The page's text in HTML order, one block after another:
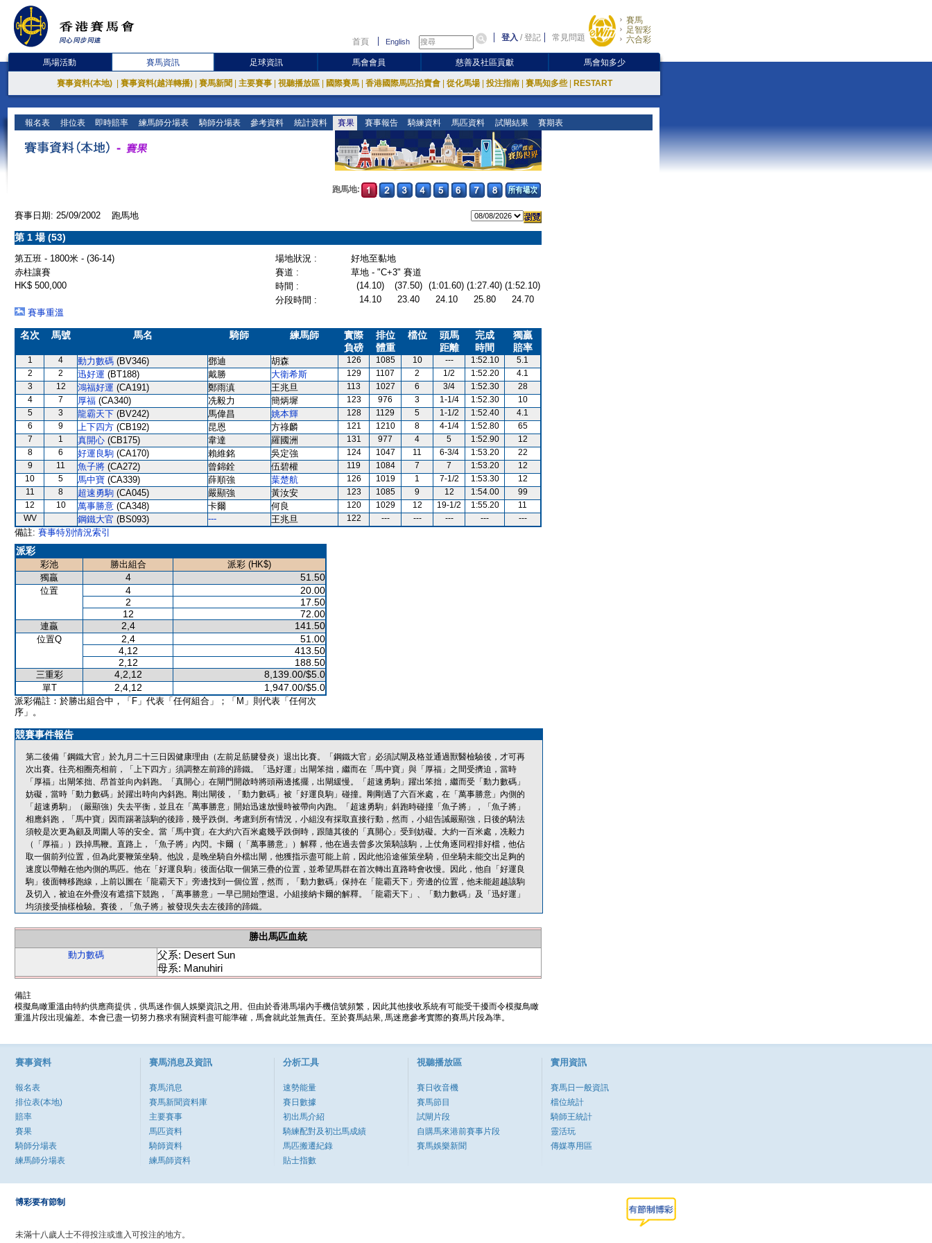
首頁 English 登入 /登記 常見問題
賽馬
足智彩
六合彩
馬場活動 賽馬資訊 足球資訊 馬會會員 慈善及社區貢獻 馬會知多少
賽事資料(本地) 賽事資料(越洋轉播) 賽馬新聞 主要賽事 視聽播放區 國際賽馬 香港國際馬匹拍賣會 從化馬場 投注指南 賽馬知多些 RESTART
報名表 排位表 即時賠率 練馬師分場表 騎師分場表 參考資料 統計資料 賽果 賽事報告 騎練資料 馬匹資料 試閘結果 賽期表
跑馬地:
賽事日期: 25/09/2002 跑馬地
第 1 場 (53)
第五班 - 1800米 - (36-14) 場地狀況 :
好地至黏地
赤柱讓賽
賽道 :
草地 - "C+3" 賽道
HK$ 500,000
時間 : (14.10) (37.50) (1:01.60) (1:27.40) (1:52.10)
分段時間 :
14.10 23.40 24.10 25.80
24.70
賽事重溫
名次 馬號 馬名 騎師 練馬師
實際
負磅
排位
體重
檔位
頭馬
距離
完成
時間
獨贏
賠率
1 4 動力數碼 (BV346) 鄧迪 胡森 126 1085 10 --- 1:52.10
5.1
2
2 迅好運 (BT188) 戴勝 大衛希斯 129 1107 2 1/2 1:52.20
4.1
3
12 鴻福好運 (CA191) 鄭雨滇 王兆旦 113 1027 6 3/4 1:52.30
28
4
7 厚福 (CA340) 冼毅力 簡炳墀 123 976 3 1-1/4 1:52.30
10
5
3 龍霸天下 (BV242) 馬偉昌 姚本輝 128 1129 5 1-1/2 1:52.40
4.1
6
9 上下四方 (CB192) 昆恩 方祿麟 121 1210 8 4-1/4 1:52.80
65
7
1 真開心 (CB175) 韋達 羅國洲 131 977 4 5 1:52.90
12
8
6 好運良駒 (CA170) 賴維銘 吳定強 124 1047 11 6-3/4 1:53.20
22
9
11 魚子將 (CA272) 曾錦銓 伍碧權 119 1084 7 7 1:53.20
12
10
5 馬中寶 (CA339) 薛順強 葉楚航 126 1019 1 7-1/2 1:53.30
12
11
8 超速勇駒 (CA045) 嚴顯強 黃汝安 123 1085 9 12 1:54.00
99
12
10 萬事勝意 (CA348) 卡爾 何良 120 1029 12 19-1/2 1:55.20
11
WV
鋼鐵大官 (BS093) --- 王兆旦 122 --- --- --- --- ---
備註: 賽事特別情況索引
派彩
彩池 勝出組合
派彩 (HK$)
獨贏
4 51.50
位置 4
20.00
2
17.50
12
72.00
連贏 2,4 141.50
位置Q 2,4
51.00
4,12
413.50
2,12
188.50
三重彩 4,2,12 8,139.00/$5.0
單T 2,4,12 1,947.00/$5.0
派彩備註：於勝出組合中，「F」代表「任何組合」；「M」則代表「任何次
序」。
競賽事件報告
第二後備「鋼鐵大官」於九月二十三日因健康理由（左前足筋腱發炎）退出比賽。「鋼鐵大官」必須試閘及格並通過獸醫檢驗後，才可再
次出賽。往亮相圈亮相前，「上下四方」須調整左前蹄的蹄鐵。「迅好運」出閘笨拙，繼而在「馬中寶」與「厚福」之間受擠迫，當時
「厚福」出閘笨拙、昂首並向內斜跑。「真開心」在閘門開啟時將頭兩邊搖擺，出閘緩慢。「超速勇駒」躍出笨拙，繼而受「動力數碼」
妨礙，當時「動力數碼」於躍出時向內斜跑。剛出閘後，「動力數碼」被「好運良駒」碰撞。剛剛過了六百米處，在「萬事勝意」內側的
「超速勇駒」（嚴顯強）失去平衡，並且在「萬事勝意」開始迅速放慢時被帶向內跑。「超速勇駒」斜跑時碰撞「魚子將」，「魚子將」
相應斜跑，「馬中寶」因而踢著該駒的後蹄，幾乎跌倒。考慮到所有情況，小組沒有採取直接行動，然而，小組告誡嚴顯強，日後的騎法
須較是次更為顧及周圍人等的安全。當「馬中寶」在大約六百米處幾乎跌倒時，跟隨其後的「真開心」受到妨礙。大約一百米處，冼毅力
（「厚福」）跌掉馬鞭。直路上，「魚子將」內閃。卡爾（「萬事勝意」）解釋，他在過去曾多次策騎該駒，上仗角逐同程排好檔，他佔
取一個前列位置，但為此要鞭策坐騎。他說，是晚坐騎自外檔出閘，他獲指示盡可能上前，因此他沿途催策坐騎，但坐騎未能交出足夠的
速度以帶離在他內側的馬匹。他在「好運良駒」後面佔取一個第三疊的位置，並希望馬群在首次轉出直路時會收慢。因此，他自「好運良
駒」後面轉移跑線，上前以圖在「龍霸天下」旁邊找到一個位置，然而，「動力數碼」保持在「龍霸天下」旁邊的位置，他未能超越該駒
及切入，被迫在外疊沒有遮擋下競跑，「萬事勝意」一早已開始墮退。小組接納卡爾的解釋。「龍霸天下」、「動力數碼」及「迅好運」
均須接受抽樣檢驗。賽後，「魚子將」被發現失去左後蹄的蹄鐵。
勝出馬匹血統
動力數碼
父系: Desert Sun
母系: Manuhiri
備註
模擬鳥瞰重溫由特約供應商提供，供馬迷作個人娛樂資訊之用。但由於香港馬場內手機信號頻繁，因此其他接收系統有可能受干擾而令模擬鳥瞰
重溫片段出現偏差。本會已盡一切努力務求有關資料盡可能準確，馬會就此並無責任。至於賽馬結果, 馬迷應參考實際的賽馬片段為準。
賽事資料
報名表
排位表(本地)
賠率
賽果
騎師分場表
練馬師分場表
賽馬消息及資訊
賽馬消息
賽馬新聞資料庫
主要賽事
馬匹資料
騎師資料
練馬師資料
分析工具
速勢能量
賽日數據
初出馬介紹
騎練配對及初岀馬成績
馬匹搬遷紀錄
貼士指數
視聽播放區
賽日收音機
賽馬節目
試閘片段
自購馬來港前賽事片段
賽馬娛樂新聞
實用資訊
賽馬日一般資訊
檔位統計
騎師王統計
靈活玩
傳媒專用區
博彩要有節制
未滿十八歲人士不得投注或進入可投注的地方。